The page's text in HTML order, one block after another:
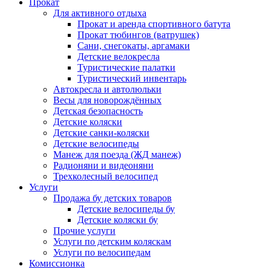
Прокат
Для активного отдыха
Прокат и аренда спортивного батута
Прокат тюбингов (ватрушек)
Сани, снегокаты, аргамаки
Детские велокресла
Туристические палатки
Туристический инвентарь
Автокресла и автолюльки
Весы для новорождённых
Детская безопасность
Детские коляски
Детские санки-коляски
Детские велосипеды
Манеж для поезда (ЖД манеж)
Радионяни и видеоняни
Трехколесный велосипед
Услуги
Продажа бу детских товаров
Детские велосипеды бу
Детские коляски бу
Прочие услуги
Услуги по детским коляскам
Услуги по велосипедам
Комиссионка